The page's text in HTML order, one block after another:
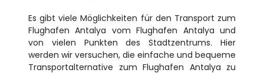
Es gibt viele Möglichkeiten für den Transport zum
Flughafen Antalya vom Flughafen Antalya und
von vielen Punkten des Stadtzentrums. Hier
werden wir versuchen, die einfache und bequeme
Transportalternative zum Flughafen Antalya zu